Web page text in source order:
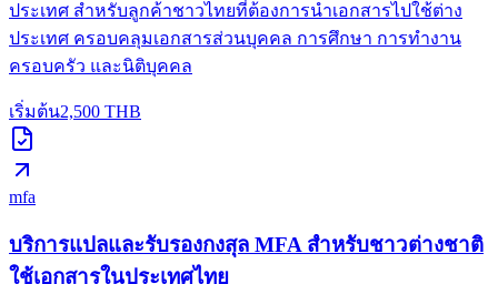
ประเทศ สำหรับลูกค้าชาวไทยที่ต้องการนำเอกสารไปใช้ต่าง
ประเทศ ครอบคลุมเอกสารส่วนบุคคล การศึกษา การทำงาน
ครอบครัว และนิติบุคคล
เริ่มต้น2,500 THB
mfa
บริการแปลและรับรองกงสุล MFA สำหรับชาวต่างชาติ
ใช้เอกสารในประเทศไทย